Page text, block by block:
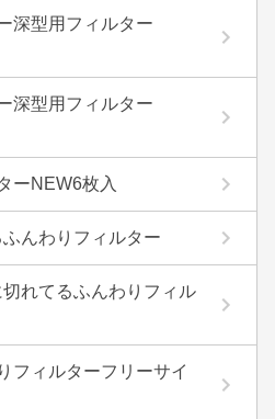
深型用フィルター
深型用フィルター
ーNEW6枚入
んわりフィルター
れてるふんわりフィル
フィルターフリーサイ